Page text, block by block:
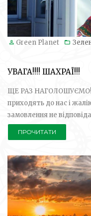
Green Planet
УВАГА!!!! ШАХРАЇ!!!
ЩЕ РАЗ
приходять до нас і
замовлення не
ПРОЧИТАТИ